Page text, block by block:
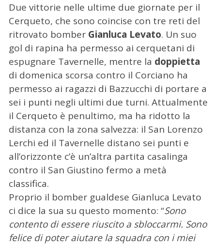
Due vittorie nelle ultime due giornate per il
Cerqueto, che sono coincise con tre reti del
ritrovato bomber Gianluca Levato. Un suo
gol di rapina ha permesso ai cerquetani di
espugnare Tavernelle, mentre la doppietta
di domenica scorsa contro il Corciano ha
permesso ai ragazzi di Bazzucchi di portare a
sei i punti negli ultimi due turni. Attualmente
il Cerqueto è penultimo, ma ha ridotto la
distanza con la zona salvezza: il San Lorenzo
Lerchi ed il Tavernelle distano sei punti e
all’orizzonte c’è un’altra partita casalinga
contro il San Giustino fermo a metà
classifica.
Proprio il bomber gualdese Gianluca Levato
ci dice la sua su questo momento: “Sono
contento di essere riuscito a sbloccarmi. Sono
felice di poter aiutare la squadra con i miei